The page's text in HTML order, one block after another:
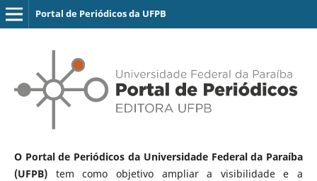
Portal de Periódicos da UFPB
O Portal de Periódicos da Universidade Federal da Paraíba
(UFPB)tem como objetivo ampliar a visibilidade e a